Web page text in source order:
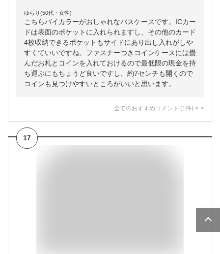
ゆらり(50代・女性)
こちらバイカラーがおしゃれなパスケースです。ICカー
ドは表面のポケットに入れられますし、その他のカード
4枚収納できるポケットもサイドにあり出し入れがしや
すくていいですね。ファスナーつきコインケースには畳
んだお札とコインを入れておけるので最低限の現金を持
ち運ぶにもちょうど良いですし、約7センチも開くので
コインも見つけやすいところがいいと思います。
全てのおすすめコメント (1 件) >
17